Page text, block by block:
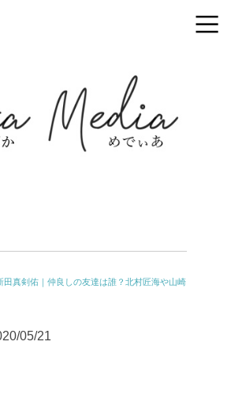
田真剣佑｜仲良しの友達は誰？北村匠海や山崎
05/21